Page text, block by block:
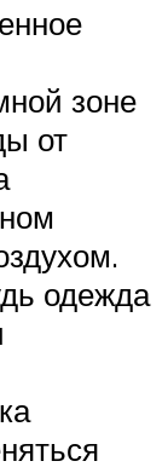
зоне
от
одежда